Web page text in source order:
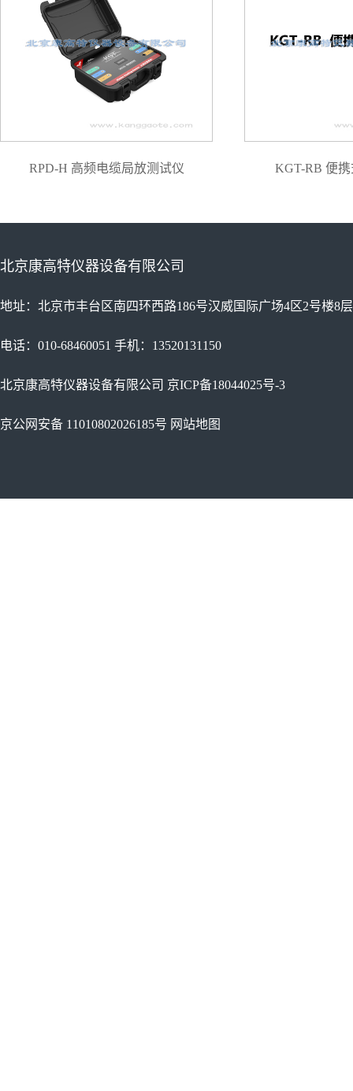
RPD-H 高频电缆局放测试仪 KGT-RB 便
北京康高特仪器设备有限公司
地址：北京市丰台区南四环西路186号汉威国际广场4区2号楼8层
电话：010-68460051 手机：13520131150
北京康高特仪器设备有限公司 京ICP备18044025号-3
京公网安备 11010802026185号 网站地图